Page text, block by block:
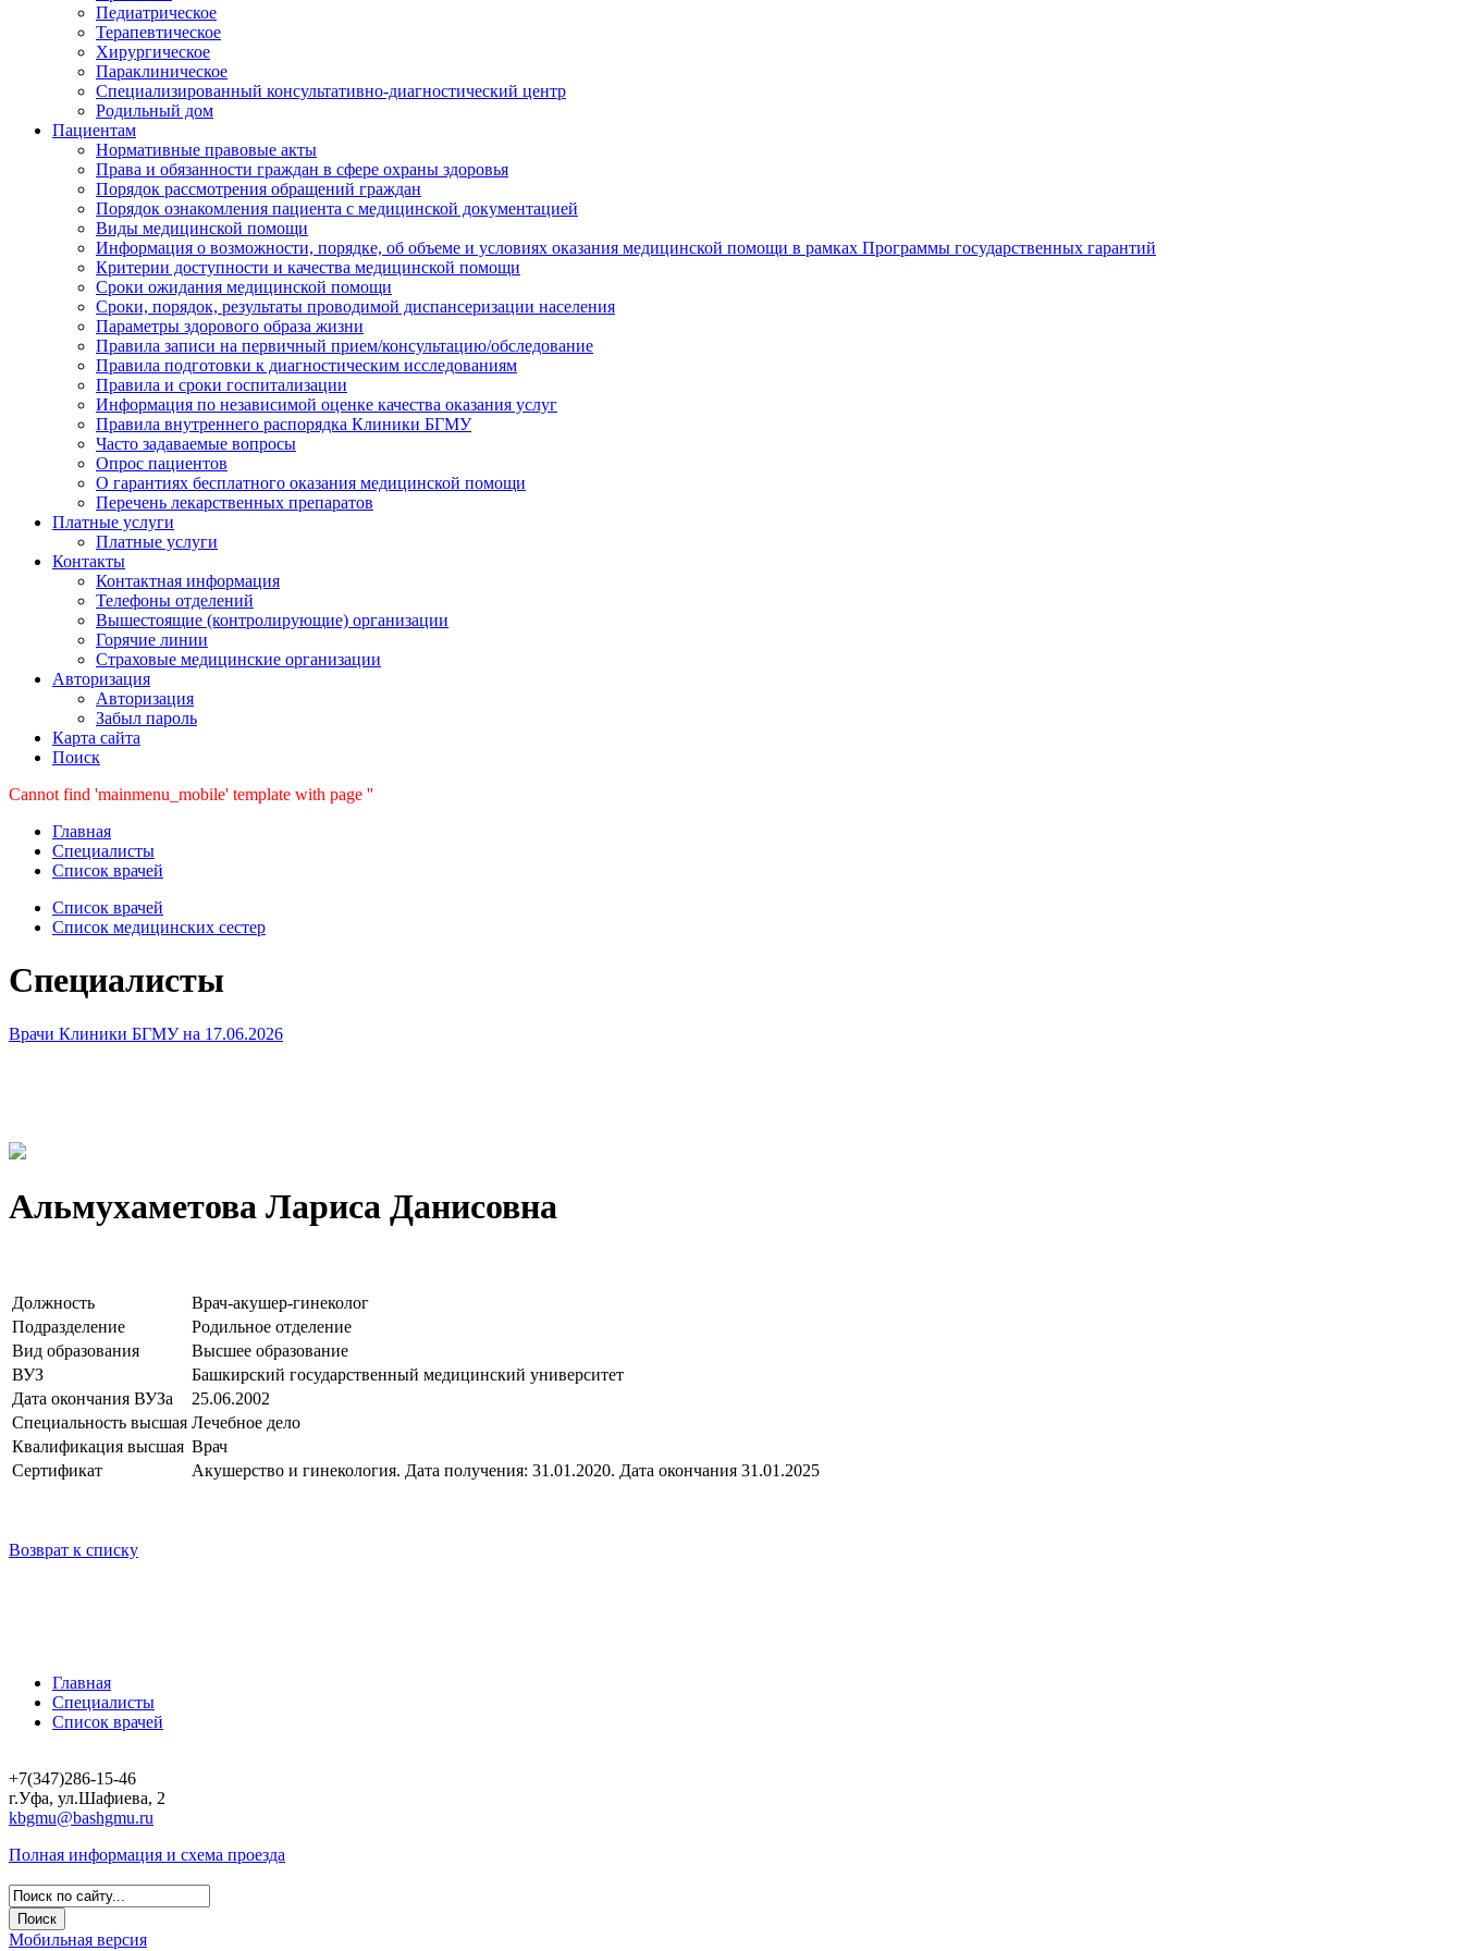
Педиатрическое
Терапевтическое
Хирургическое
Параклиническое
Специализированный консультативно-диагностический центр
Родильный дом
Пациентам
Нормативные правовые акты
Права и обязанности граждан в сфере охраны здоровья
Порядок рассмотрения обращений граждан
Порядок ознакомления пациента с медицинской документацией
Виды медицинской помощи
Информация о возможности, порядке, об объеме и условиях оказания медицинской помощи в рамках Программы государственных гарантий
Критерии доступности и качества медицинской помощи
Сроки ожидания медицинской помощи
Сроки, порядок, результаты проводимой диспансеризации населения
Параметры здорового образа жизни
Правила записи на первичный прием/консультацию/обследование
Правила подготовки к диагностическим исследованиям
Правила и сроки госпитализации
Информация по независимой оценке качества оказания услуг
Правила внутреннего распорядка Клиники БГМУ
Часто задаваемые вопросы
Опрос пациентов
О гарантиях бесплатного оказания медицинской помощи
Перечень лекарственных препаратов
Платные услуги
Платные услуги
Контакты
Контактная информация
Телефоны отделений
Вышестоящие (контролирующие) организации
Горячие линии
Страховые медицинские организации
Авторизация
Авторизация
Забыл пароль
Карта сайта
Поиск
Cannot find 'mainmenu_mobile' template with page ''
Главная
Специалисты
Список врачей
Список врачей
Список медицинских сестер
Специалисты
Врачи Клиники БГМУ на 17.06.2026
Альмухаметова Лариса Данисовна
Должность
Врач-акушер-гинеколог
Подразделение
Родильное отделение
Вид образования
Высшее образование
ВУЗ
Башкирский государственный медицинский университет
Дата окончания ВУЗа
25.06.2002
Специальность высшая Лечебное дело
Квалификация высшая Врач
Сертификат
Акушерство и гинекология. Дата получения: 31.01.2020. Дата окончания 31.01.2025
Возврат к списку
Главная
Специалисты
Список врачей
+7(347)286-15-46
г.Уфа, ул.Шафиева, 2
kbgmu@bashgmu.ru
Полная информация и схема проезда
Мобильная версия